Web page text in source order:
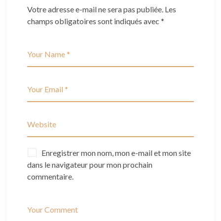
Votre adresse e-mail ne sera pas publiée. Les
champs obligatoires sont indiqués avec *
Enregistrer mon nom, mon e-mail et mon site
dans le navigateur pour mon prochain
commentaire.